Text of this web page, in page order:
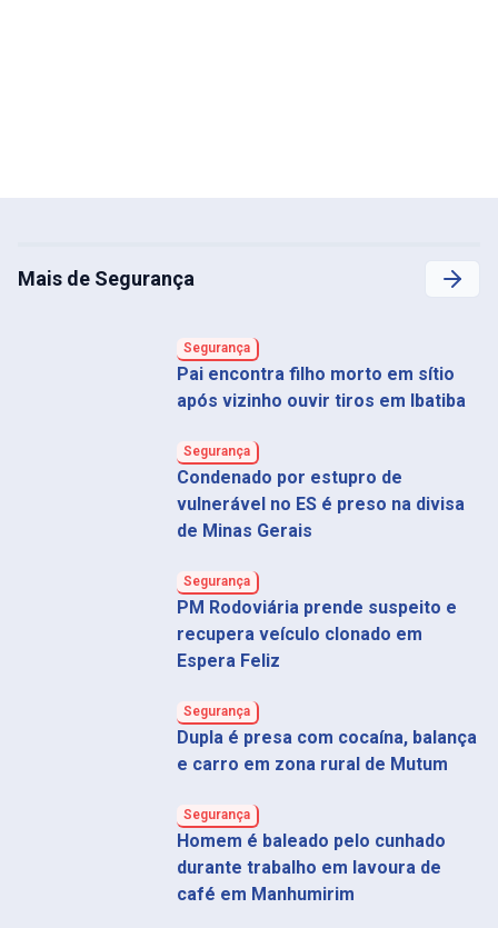
Mais de Segurança
Segurança
Pai encontra filho morto em sítio
após vizinho ouvir tiros em Ibatiba
Segurança
Condenado por estupro de
vulnerável no ES é preso na divisa
de Minas Gerais
Segurança
PM Rodoviária prende suspeito e
recupera veículo clonado em
Espera Feliz
Segurança
Dupla é presa com cocaína, balança
e carro em zona rural de Mutum
Segurança
Homem é baleado pelo cunhado
durante trabalho em lavoura de
café em Manhumirim